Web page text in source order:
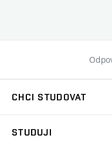
CHCI STUDOVAT
STUDUJI